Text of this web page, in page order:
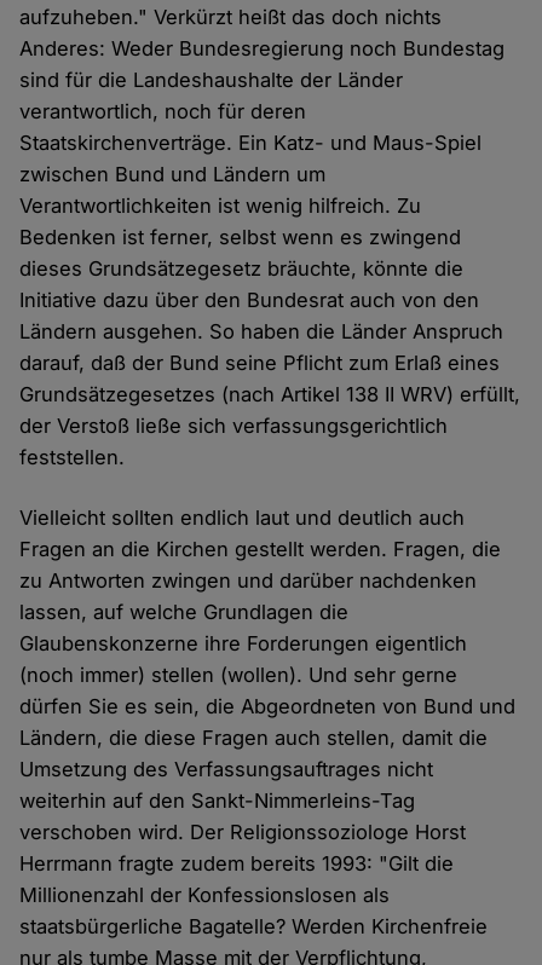
aufzuheben." Verkürzt heißt das doch nichts
Anderes: Weder Bundesregierung noch Bundestag
sind für die Landeshaushalte der Länder
verantwortlich, noch für deren
Staatskirchenverträge. Ein Katz- und Maus-Spiel
zwischen Bund und Ländern um
Verantwortlichkeiten ist wenig hilfreich. Zu
Bedenken ist ferner, selbst wenn es zwingend
dieses Grundsätzegesetz bräuchte, könnte die
Initiative dazu über den Bundesrat auch von den
Ländern ausgehen. So haben die Länder Anspruch
darauf, daß der Bund seine Pflicht zum Erlaß eines
Grundsätzegesetzes (nach Artikel 138 II WRV) erfüllt,
der Verstoß ließe sich verfassungsgerichtlich
feststellen.
Vielleicht sollten endlich laut und deutlich auch
Fragen an die Kirchen gestellt werden. Fragen, die
zu Antworten zwingen und darüber nachdenken
lassen, auf welche Grundlagen die
Glaubenskonzerne ihre Forderungen eigentlich
(noch immer) stellen (wollen). Und sehr gerne
dürfen Sie es sein, die Abgeordneten von Bund und
Ländern, die diese Fragen auch stellen, damit die
Umsetzung des Verfassungsauftrages nicht
weiterhin auf den Sankt-Nimmerleins-Tag
verschoben wird. Der Religionssoziologe Horst
Herrmann fragte zudem bereits 1993: "Gilt die
Millionenzahl der Konfessionslosen als
staatsbürgerliche Bagatelle? Werden Kirchenfreie
nur als tumbe Masse mit der Verpflichtung,